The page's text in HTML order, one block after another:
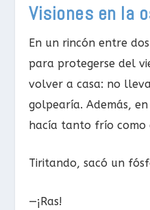
Visiones en la
En un rincón entre
para protegerse del
volver a casa: no
golpearía. Además,
hacía tanto frío como
Tiritando, sacó un
—¡Ras!